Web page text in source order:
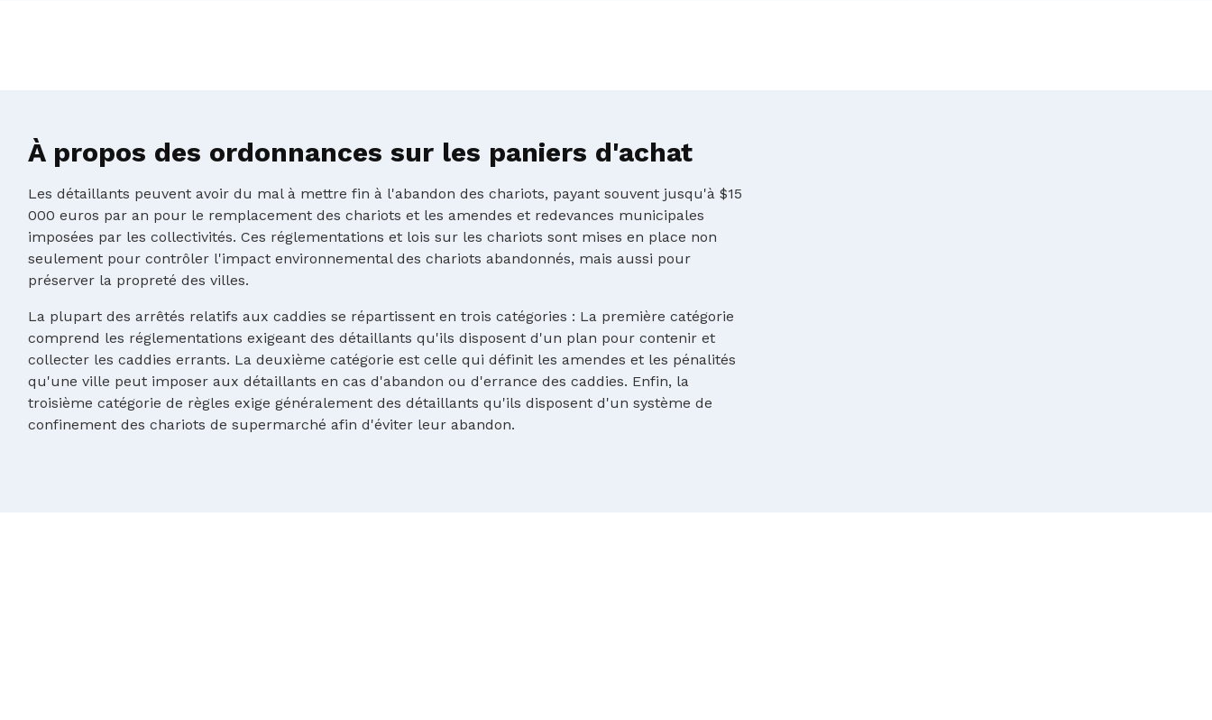
À propos des ordonnances sur les paniers d'achat
Les détaillants peuvent avoir du mal à mettre fin à l'abandon des chariots, payant souvent jusqu'à $15
000 euros par an pour le remplacement des chariots et les amendes et redevances municipales
imposées par les collectivités. Ces réglementations et lois sur les chariots sont mises en place non
seulement pour contrôler l'impact environnemental des chariots abandonnés, mais aussi pour
préserver la propreté des villes.
La plupart des arrêtés relatifs aux caddies se répartissent en trois catégories : La première catégorie
comprend les réglementations exigeant des détaillants qu'ils disposent d'un plan pour contenir et
collecter les caddies errants. La deuxième catégorie est celle qui définit les amendes et les pénalités
qu'une ville peut imposer aux détaillants en cas d'abandon ou d'errance des caddies. Enfin, la
troisième catégorie de règles exige généralement des détaillants qu'ils disposent d'un système de
confinement des chariots de supermarché afin d'éviter leur abandon.